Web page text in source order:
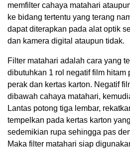
memfilter cahaya matahari
ke bidang tertentu yang terang
dapat diterapkan pada alat optik
dan kamera digital ataupun tidak.
Filter matahari adalah cara yang
dibutuhkan 1 rol negatif film hitam
perak dan kertas karton. Negatif
dibawah cahaya matahari,
Lantas potong tiga lembar,
tempelkan pada kertas karton
sedemikian rupa sehingga pas
Maka filter matahari siap